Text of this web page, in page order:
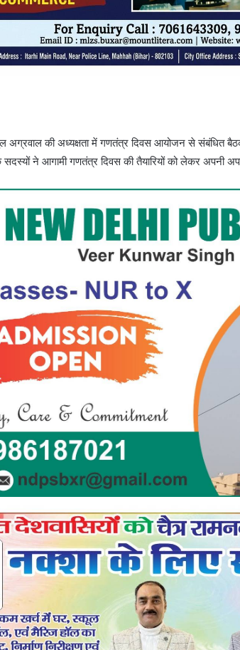
अग्रवाल की अध्यक्षता में गणतंत्र दिवस आयोजन से संबंधित
ने आगामी गणतंत्र दिवस की तैयारियों को लेकर अपनी